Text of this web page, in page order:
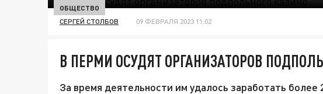
ОБЩЕСТВО
СЕРГЕЙ СТОЛБОВ 09 ФЕВРАЛЯ 2023 11:02
В ПЕРМИ ОСУДЯТ ОРГАНИЗАТОРОВ
За время деятельности им удалось заработать более